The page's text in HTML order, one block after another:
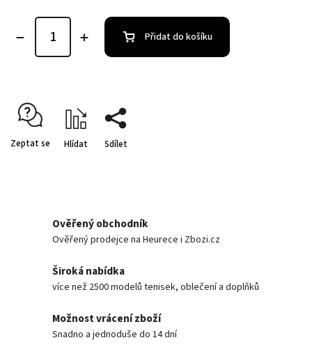
Přidat do košíku
Zeptat se Hlídat Sdílet
Ověřený obchodník
Ověřený prodejce na Heurece i Zbozi.cz
Široká nabídka
více než 2500 modelů tenisek, oblečení a doplňků
Možnost vrácení zboží
Snadno a jednoduše do 14 dní